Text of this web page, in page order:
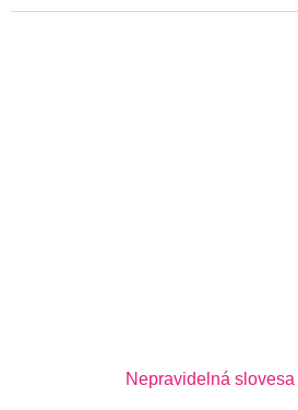
studenty je sada se 63 slovesy.
Nepravidelná